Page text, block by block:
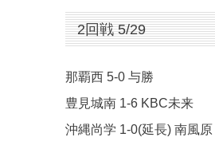
2回戦 5/29
那覇西 5-0 与勝
豊見城南 1-6 KBC未来
沖縄尚学 1-0(延長) 南風原